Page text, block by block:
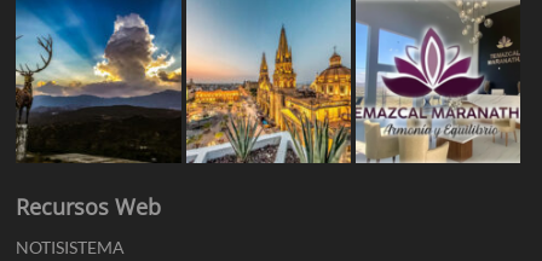
Recursos Web
NOTISISTEMA